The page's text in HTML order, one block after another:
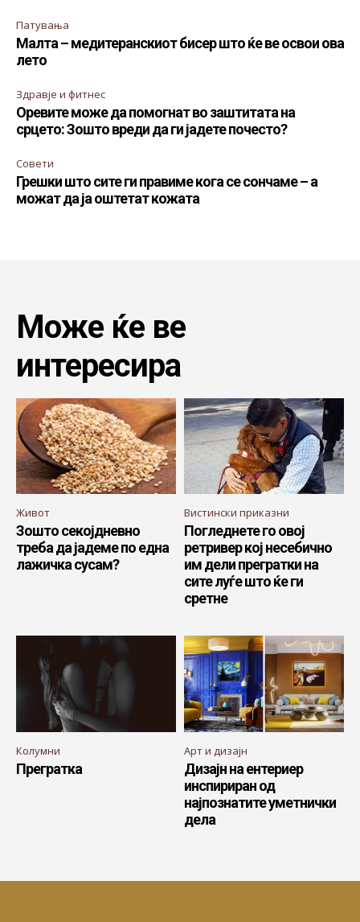
Патувања
Малта – медитеранскиот бисер што ќе ве освои ова
лето
Здравје и фитнес
Оревите може да помогнат во заштитата на
срцето: Зошто вреди да ги јадете почесто?
Совети
Грешки што сите ги правиме кога се сончаме – а
можат да ја оштетат кожата
Може ќе ве
интересира
Живот
Зошто секојдневно
треба да јадеме по една
лажичка сусам?
Вистински приказни
Погледнете го овој
ретривер кој несебично
им дели прегратки на
сите луѓе што ќе ги
сретне
Колумни
Прегратка
Арт и дизајн
Дизајн на ентериер
инспириран од
најпознатите уметнички
дела